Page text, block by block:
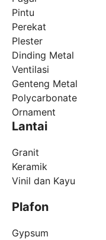
Pintu
Perekat
Plester
Dinding Metal
Ventilasi
Genteng Metal
Polycarbonate
Ornament
Lantai
Granit
Keramik
Vinil dan Kayu
Plafon
Gypsum